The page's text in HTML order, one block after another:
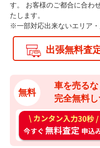
す。
お客様のご都合に合わ
たします。
※一部対応出来ないエリア・
出張無料査
無料
車を売るな
完全無料
カ
ン
タ